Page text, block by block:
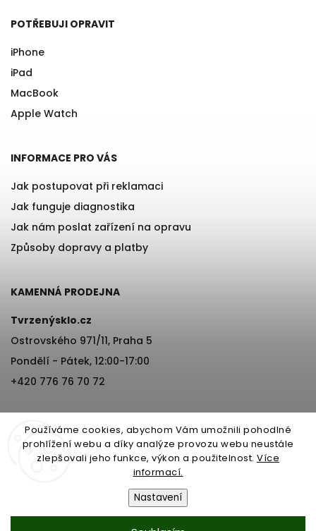
Používáme cookies, abychom Vám umožnili pohodlné
prohlížení webu a díky analýze provozu webu neustále
zlepšovali jeho funkce, výkon a použitelnost. Více
informací.
Nastavení
POTŘEBUJI OPRAVIT
iPhone
iPad
MacBook
Apple Watch
INFORMACE PRO VÁS
Jak postupovat při reklamaci
Jak funguje diagnostika
Jak nám poslat zařízení na opravu
Způsoby dopravy a platby
KAMENNÁ PRODEJNA
Tvrzenýsklo.cz
Ostrovského 971/11, Praha 5
Pondělí - Pátek, 12:00-17:00
+420 776 76 70 72
Shoptet| Design